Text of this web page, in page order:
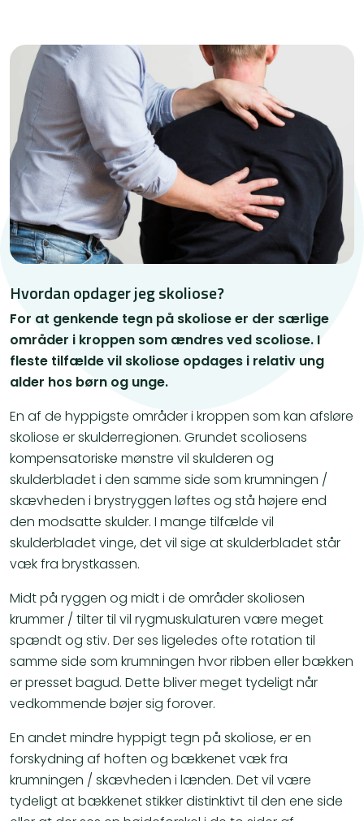
Hvordan opdager jeg skoliose?
For at genkende tegn på skoliose er der særlige
områder i kroppen som ændres ved scoliose. I
fleste tilfælde vil skoliose opdages i relativ ung
alder hos børn og unge.
​En af de hyppigste områder i kroppen som kan afsløre
skoliose er skulderregionen. Grundet scoliosens
kompensatoriske mønstre vil skulderen og
skulderbladet i den samme side som krumningen /
skævheden i brystryggen løftes og stå højere end
den modsatte skulder. I mange tilfælde vil
skulderbladet vinge, det vil sige at skulderbladet står
væk fra brystkassen.
​Midt på ryggen og midt i de områder skoliosen
krummer / tilter til vil rygmuskulaturen være meget
spændt og stiv. Der ses ligeledes ofte rotation til
samme side som krumningen hvor ribben eller bækken
er presset bagud. Dette bliver meget tydeligt når
vedkommende bøjer sig forover.
​En andet mindre hyppigt tegn på skoliose, er en
forskydning af hoften og bækkenet væk fra
krumningen / skævheden i lænden. Det vil være
tydeligt at bækkenet stikker distinktivt til den ene side